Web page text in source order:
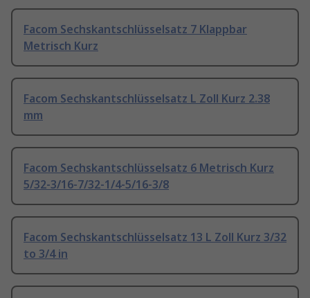
Facom Sechskantschlüsselsatz 7 Klappbar
Metrisch Kurz
Facom Sechskantschlüsselsatz L Zoll Kurz 2.38
mm
Facom Sechskantschlüsselsatz 6 Metrisch Kurz
5/32-3/16-7/32-1/4-5/16-3/8
Facom Sechskantschlüsselsatz 13 L Zoll Kurz 3/32
to 3/4 in